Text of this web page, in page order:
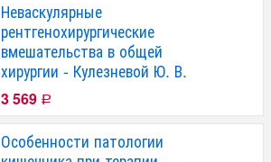
Неваскулярные
рентгенохирургические
вмешательства в общей
хирургии - Кулезневой Ю. В.
3 569 Р
Особенности патологии